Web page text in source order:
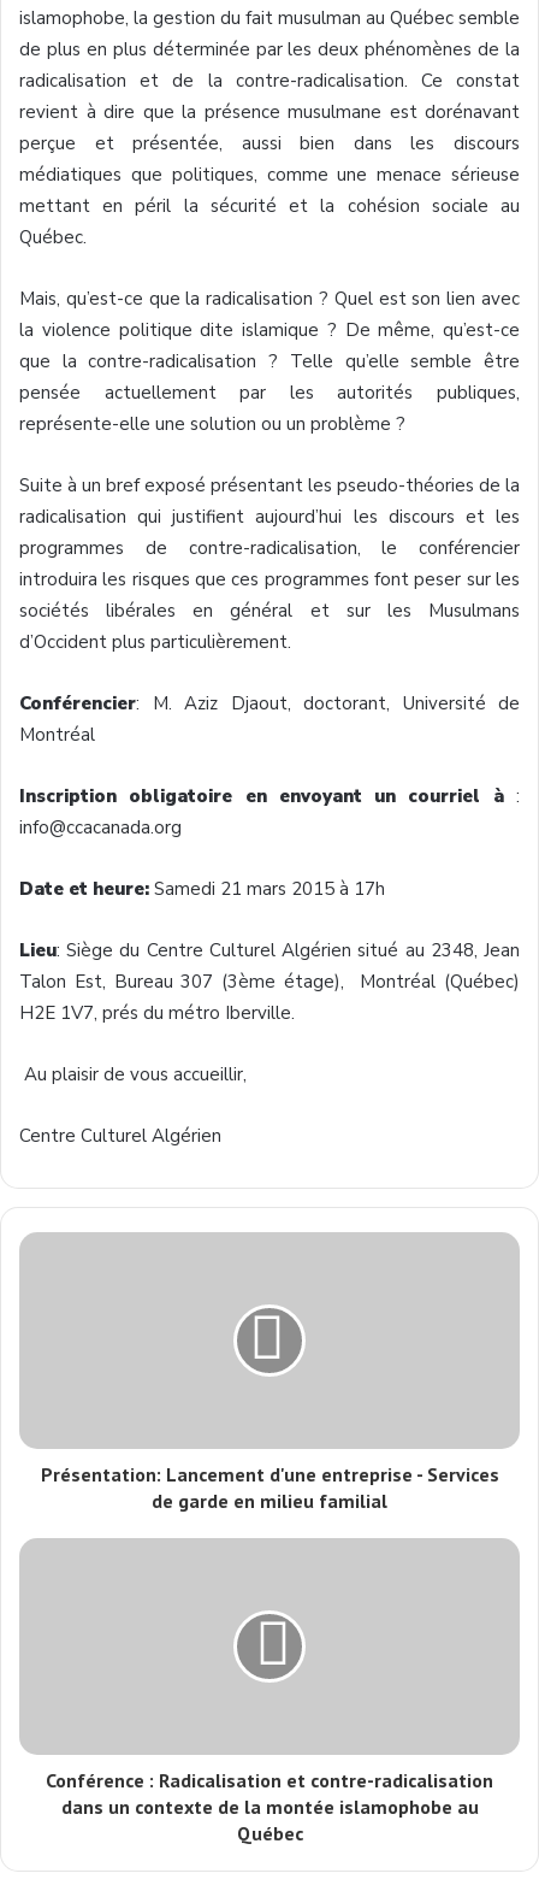
islamophobe, la gestion du fait musulman au Québec semble
de plus en plus déterminée par les deux phénomènes de la
radicalisation et de la contre-radicalisation. Ce constat
revient à dire que la présence musulmane est dorénavant
perçue et présentée, aussi bien dans les discours
médiatiques que politiques, comme une menace sérieuse
mettant en péril la sécurité et la cohésion sociale au
Québec.
Mais, qu’est-ce que la radicalisation ? Quel est son lien avec
la violence politique dite islamique ? De même, qu’est-ce
que la contre-radicalisation ? Telle qu’elle semble être
pensée actuellement par les autorités publiques,
représente-elle une solution ou un problème ?
Suite à un bref exposé présentant les pseudo-théories de la
radicalisation qui justifient aujourd’hui les discours et les
programmes de contre-radicalisation, le conférencier
introduira les risques que ces programmes font peser sur les
sociétés libérales en général et sur les Musulmans
d’Occident plus particulièrement.
Conférencier: M. Aziz Djaout, doctorant, Université de
Montréal
Inscription obligatoire en envoyant un courriel à:
info@ccacanada.org
Date et heure: Samedi 21 mars 2015 à 17h
Lieu: Siège du Centre Culturel Algérien situé au 2348, Jean
Talon Est, Bureau 307 (3ème étage), Montréal (Québec)
H2E 1V7, prés du métro Iberville.
Au plaisir de vous accueillir,
Centre Culturel Algérien
Présentation: Lancement d'une entreprise - Services
de garde en milieu familial
Conférence : Radicalisation et contre-radicalisation
dans un contexte de la montée islamophobe au
Québec